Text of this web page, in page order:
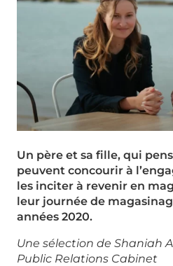
Un père et sa fille, qui
peuvent concourir à
les inciter à revenir en
leur journée de
années 2020.
Une sélection de Shaniah
Public Relations Cabinet